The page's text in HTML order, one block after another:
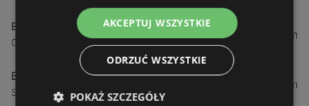
Biedronka
Gryfa Pomorskiego, 72-500 Międzyzdroje
12,39 km
Biedronka
Sienkiewicza 32, 72-510 Wolin
24,01 km
AKCEPTUJ WSZYSTKIE
ODRZUĆ WSZYSTKIE
POKAŻ SZCZEGÓŁY